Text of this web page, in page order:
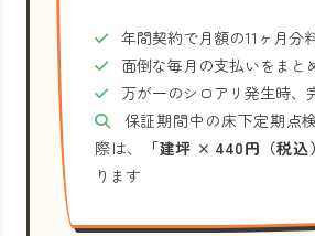
年間契約で月額の11ヶ月分
面倒な毎月の支払いをまと
万が一のシロアリ発生時、
保証期間中の床下定期点
際は、
「建坪 × 440円（税込
ります